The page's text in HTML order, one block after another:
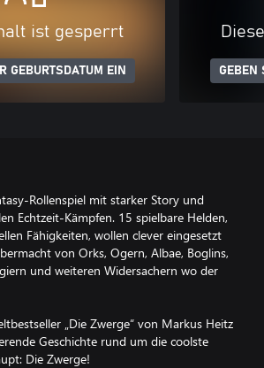
ist gesperrt
GEBURTSDATUM EIN GEBEN
Rollenspiel mit starker Story und
Echtzeit-Kämpfen. 15 spielbare Helden,
Fähigkeiten, wollen clever eingesetzt
von Orks, Ogern, Albae, Boglins,
und weiteren Widersachern wo der
„Die Zwerge“ von Markus Heitz
Geschichte rund um die coolste
Die Zwerge!